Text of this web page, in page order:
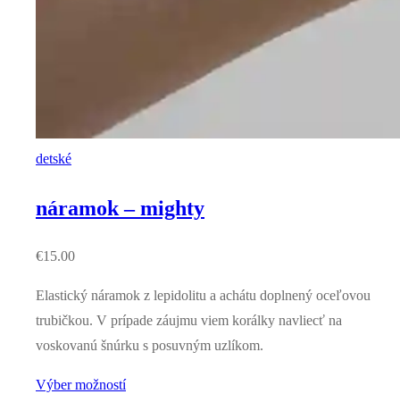
detské
náramok – mighty
€15.00
Elastický náramok z lepidolitu a achátu doplnený oceľovou
trubičkou. V prípade záujmu viem korálky navliecť na
voskovanú šnúrku s posuvným uzlíkom.
Výber možností